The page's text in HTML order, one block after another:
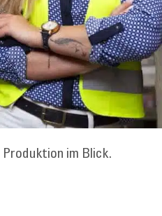
im Blick.